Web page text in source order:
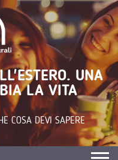
UNA
LA VITA
COSA DEVI SAPERE